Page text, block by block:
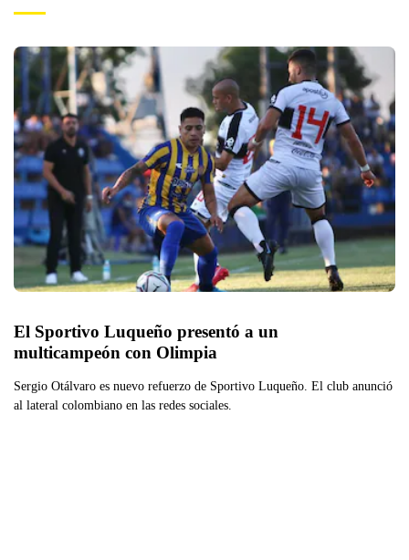
El Sportivo Luqueño presentó a un
multicampeón con Olimpia
Sergio Otálvaro es nuevo refuerzo de Sportivo Luqueño. El club anunció
al lateral colombiano en las redes sociales.